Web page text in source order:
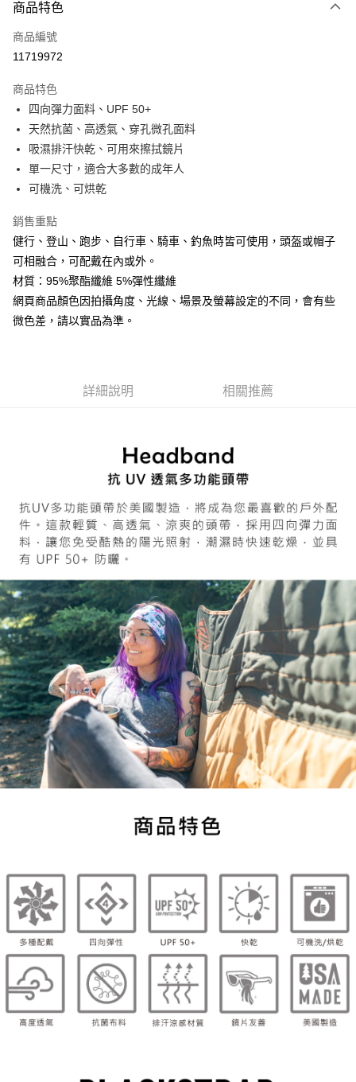
LINE Pay
Apple Pay
悠遊付
Google Pay
全盈+PAY
AFTEE先享後付
【關於「AFTEE先享後付」】
AFTEE先享後付是「在收到商品之後才付款」的支付方式。 讓您購物簡單
１．簡單：不需註冊會員、不需綁卡、不需儲值。
２．便利：只要手機號碼，簡訊認證，即可結帳。
３．安心：先確認商品／服務後，再付款。
【「AFTEE先享後付」結帳流程】
ATM／網路銀行／等多元方式進行付款，方視為交易完成。
※ 交易是否成功請以「AFTEE先享後付 」之結帳頁面顯示為準，若有關於
是否繳費成功／繳費後需取消欲退款等相關疑問，請聯繫「AFTEE先享後付
https://netprotections.freshdesk.com/support/home
【注意事項】
１．透過由恩沛科技股份有限公司提供之「AFTEE先享後付」服務完成之交
易，需依本服務之必要範圍內提供個人資料，並將交易相關給付款項請求債
權轉讓予恩沛科技股份有限公司。
２．關於個人資料處理事宜，請瀏覽以下網址：
https://aftee.tw/terms/#terms3
３．未成年的使用者請事先徵得法定代理人或監護人之同意方可使用
「AFTEE先享後付」，若未經同意申辦者引起之損失，本公司不負相關責
任。
４．使用「AFTEE先享後付」時，將依據個別帳號之用戶狀況，依本公司即
時審查核予不同之上限額度；若仍有額度不足之情形，本公司將視審查結果
請求用戶進行身份認證。
５．嚴禁一人註冊多個帳號或使用他人資訊註冊。若發現惡意使用之情形，
恩沛科技股份有限公司將有權停止該用戶之使用額度並採取法律行動。
ATM付款
貨到付款
運送方式
全家取貨付款
每筆NT$60，滿NT$799(含以上)免運費
每筆NT$100，滿NT$799(含以上)免運費
免運費
貨到付款
每筆NT$130，滿NT$3,000(含以上)免運費
商品特色
商品編號
11719972
商品特色
四向彈力面料、UPF 50+
天然抗菌、高透氣、穿孔微孔面料
吸濕排汗快乾、可用來擦拭鏡片
單一尺寸，適合大多數的成年人
可機洗、可烘乾
銷售重點
健行、登山、跑步、自行車、騎車、釣魚時皆可使用，頭盔或帽子
可相融合，可配戴在內或外。
材質：95%聚酯纖維 5%彈性纖維
網頁商品顏色因拍攝角度、光線、場景及螢幕設定的不同，會有些
微色差，請以實品為準。
詳細說明 相關推薦